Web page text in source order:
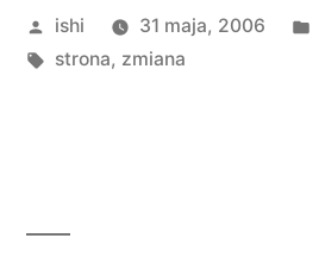
Opublikowane
przez
ishi 31 maja, 2006
Tagi:
strona, zmiana